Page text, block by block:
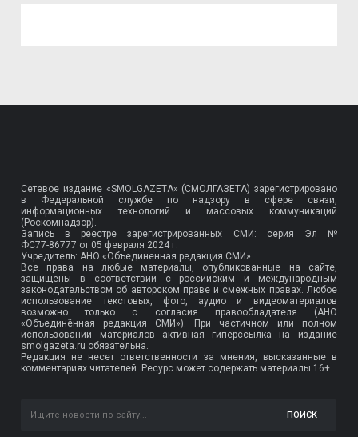
Сетевое издание «SMOLGAZETA» (СМОЛГАЗЕТА) зарегистрировано
в Федеральной службе по надзору в сфере связи,
информационных технологий и массовых коммуникаций
(Роскомнадзор).
Запись в реестре зарегистрированных СМИ: серия Эл №
ФС77-86777 от 05 февраля 2024 г.
Учредитель: АНО «Объединенная редакция СМИ».
Все права на любые материалы, опубликованные на сайте,
защищены в соответствии с российским и международным
законодательством об авторском праве и смежных правах. Любое
использование текстовых, фото, аудио и видеоматериалов
возможно только с согласия правообладателя (АНО
«Объединённая редакция СМИ»). При частичном или полном
использовании материалов активная гиперссылка на издание
smolgazeta.ru обязательна.
Редакция не несет ответственности за мнения, высказанные в
комментариях читателей. Ресурс может содержать материалы 16+.
ПОИСК